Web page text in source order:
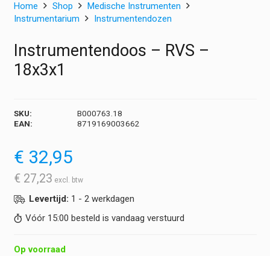
Home Shop
Medische Instrumenten
Instrumentarium
Instrumentendozen
Instrumentendoos – RVS –
18x3x1
SKU:
B000763.18
EAN:
8719169003662
€ 32,95
€ 27,23
Levertijd: 1 - 2 werkdagen
Vóór 15:00 besteld is vandaag verstuurd
Op voorraad